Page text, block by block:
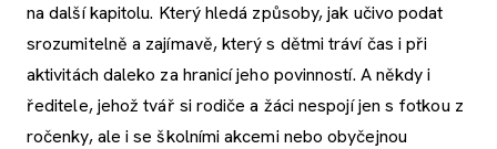
na další kapitolu. Který hledá způsoby, jak učivo podat
srozumitelně a zajímavě, který s dětmi tráví čas i při
aktivitách daleko za hranicí jeho povinností. A někdy i
ředitele, jehož tvář si rodiče a žáci nespojí jen s fotkou z
ročenky, ale i se školními akcemi nebo obyčejnou